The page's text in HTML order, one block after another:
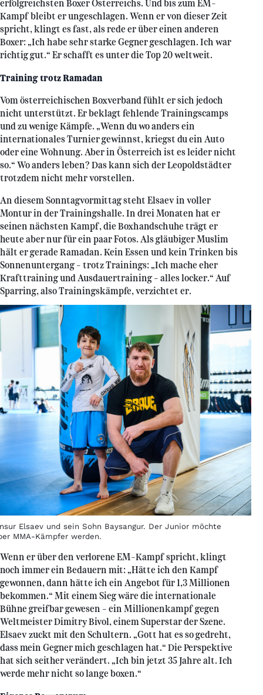
erfolgreichsten Boxer Österreichs. Und bis zum EM-
Kampf bleibt er ungeschlagen. Wenn er von dieser Zeit
spricht, klingt es fast, als rede er über einen anderen
Boxer: „Ich habe sehr starke Gegner geschlagen. Ich war
richtig gut.“ Er schafft es unter die Top 20 weltweit.
Training trotz Ramadan
Vom österreichischen Boxverband fühlt er sich jedoch
nicht unterstützt. Er beklagt fehlende Trainingscamps
und zu wenige Kämpfe. „Wenn du wo anders ein
internationales Turnier gewinnst, kriegst du ein Auto
oder eine Wohnung. Aber in Österreich ist es leider nicht
so.“ Wo anders leben? Das kann sich der Leopoldstädter
trotzdem nicht mehr vorstellen.
An diesem Sonntagvormittag steht Elsaev in voller
Montur in der Trainingshalle. In drei Monaten hat er
seinen nächsten Kampf, die Boxhandschuhe trägt er
heute aber nur für ein paar Fotos. Als gläubiger Muslim
hält er gerade Ramadan. Kein Essen und kein Trinken bis
Sonnenuntergang – trotz Trainings: „Ich mache eher
Krafttraining und Ausdauertraining – alles locker.“ Auf
Sparring, also Trainingskämpfe, verzichtet er.
Elsaev und sein Sohn Baysangur. Der Junior möchte
MMA-Kämpfer werden.
Wenn er über den verlorene EM-Kampf spricht, klingt
noch immer ein Bedauern mit: „Hätte ich den Kampf
gewonnen, dann hätte ich ein Angebot für 1,3 Millionen
bekommen.“ Mit einem Sieg wäre die internationale
Bühne greifbar gewesen – ein Millionenkampf gegen
Weltmeister Dimitry Bivol, einem Superstar der Szene.
Elsaev zuckt mit den Schultern. „Gott hat es so gedreht,
dass mein Gegner mich geschlagen hat.“ Die Perspektive
hat sich seither verändert. „Ich bin jetzt 35 Jahre alt. Ich
werde mehr nicht so lange boxen.“